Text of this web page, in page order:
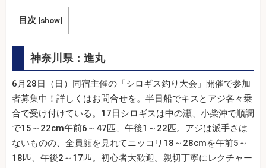
目次 [show]
神奈川県：進丸
6月28日（日）同宿主催の「シロギス釣り大会」開催で参加
者募集中！詳しくはお問合せを。半日船でキスとアジ各々乗
合で受け付けている。17日シロギスは中の瀬、小柴沖で順調
で15～22cm午前6～47匹、午後1～22匹。アジは派手さは
ないものの、全員顔を見れてニッコリ18～28cmを午前5～
18匹、午後2～17匹。初心者大歓迎。親切丁寧にレクチャー